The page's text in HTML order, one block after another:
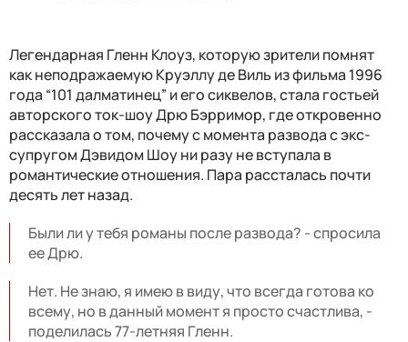
Легендарная Гленн Клоуз, которую зрители помнят
как неподражаемую Круэллу де Виль из фильма 1996
года “101 далматинец” и его сиквелов, стала гостьей
авторского ток-шоу Дрю Бэрримор, где откровенно
рассказала о том, почему с момента развода с экс-
супругом Дэвидом Шоу ни разу не вступала в
романтические отношения. Пара рассталась почти
десять лет назад.
Были ли у тебя романы после развода? - спросила
ее Дрю.
Нет. Не знаю, я имею в виду, что всегда готова ко
всему, но в данный момент я просто счастлива, -
поделилась 77-летняя Гленн.